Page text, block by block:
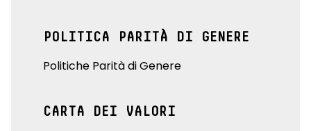
POLITICA PARITÀ DI GENERE
Politiche Parità di Genere
CARTA DEI VALORI